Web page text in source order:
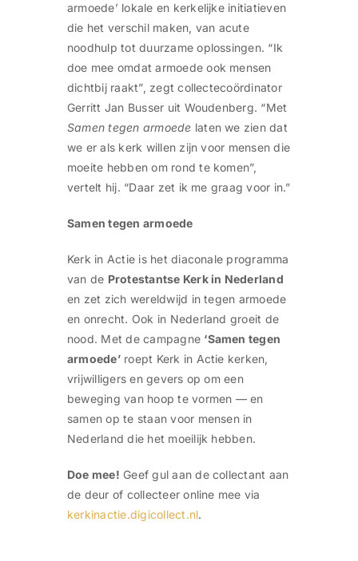
armoede’ lokale en kerkelijke initiatieven
die het verschil maken, van acute
noodhulp tot duurzame oplossingen. “Ik
doe mee omdat armoede ook mensen
dichtbij raakt”, zegt collectecoördinator
Gerritt Jan Busser uit Woudenberg. “Met
Samen tegen armoede laten we zien dat
we er als kerk willen zijn voor mensen die
moeite hebben om rond te komen”,
vertelt hij. “Daar zet ik me graag voor in.”
Samen tegen armoede
Kerk in Actie is het diaconale programma
van de Protestantse Kerk in Nederland
en zet zich wereldwijd in tegen armoede
en onrecht. Ook in Nederland groeit de
nood. Met de campagne ‘Samen tegen
armoede’roept Kerk in Actie kerken,
vrijwilligers en gevers op om een
beweging van hoop te vormen — en
samen op te staan voor mensen in
Nederland die het moeilijk hebben.
Doe mee! Geef gul aan de collectant aan
de deur of collecteer online mee via
kerkinactie.digicollect.nl.